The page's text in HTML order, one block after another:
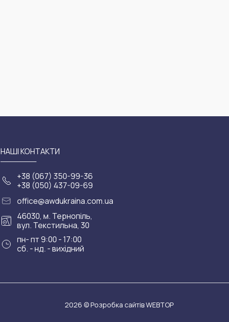
НАШІ КОНТАКТИ
+38 (067) 350-99-36
+38 (050) 437-09-69
office@awdukraina.com.ua
46030, м. Тернопіль,
вул. Текстильна, 30
пн- пт 9:00 - 17:00
сб. - нд. - вихідний
2026 ©Розробка сайтів WEBTOP